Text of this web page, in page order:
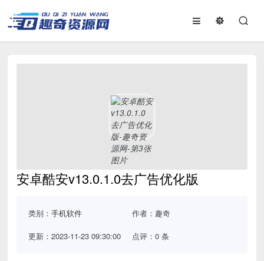
安卓酷安v13.0.1.0去广告优化版
类别：手机软件 作者：趣奇
更新：2023-11-23 09:30:00 点评：0 条